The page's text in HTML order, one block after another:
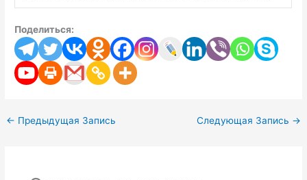
Поделиться:
← Предыдущая Запись Следующая Запись →